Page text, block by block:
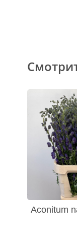
Aconitum